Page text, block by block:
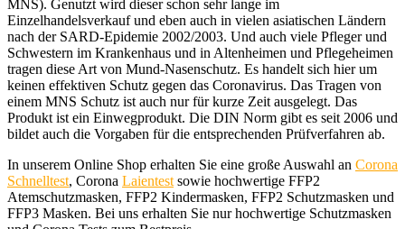
MNS). Genutzt wird dieser schon sehr lange im
Einzelhandelsverkauf und eben auch in vielen asiatischen Ländern
nach der SARD-Epidemie 2002/2003. Und auch viele Pfleger und
Schwestern im Krankenhaus und in Altenheimen und Pflegeheimen
tragen diese Art von Mund-Nasenschutz. Es handelt sich hier um
keinen effektiven Schutz gegen das Coronavirus. Das Tragen von
einem MNS Schutz ist auch nur für kurze Zeit ausgelegt. Das
Produkt ist ein Einwegprodukt. Die DIN Norm gibt es seit 2006 und
bildet auch die Vorgaben für die entsprechenden Prüfverfahren ab.
In unserem Online Shop erhalten Sie eine große Auswahl an Corona
Schnelltest, Corona Laientest sowie hochwertige FFP2
Atemschutzmasken, FFP2 Kindermasken, FFP2 Schutzmasken und
FFP3 Masken. Bei uns erhalten Sie nur hochwertige Schutzmasken